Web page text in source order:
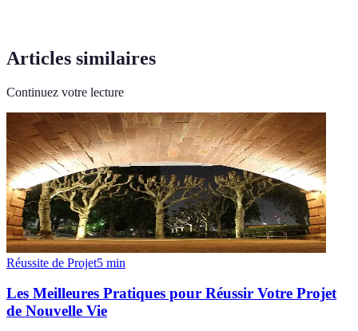
Articles similaires
Continuez votre lecture
Réussite de Projet5 min
Les Meilleures Pratiques pour Réussir Votre Projet
de Nouvelle Vie